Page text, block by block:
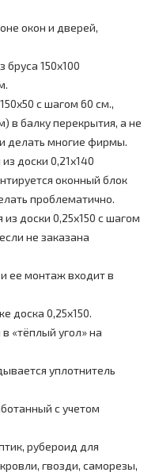
окон и дверей,
бруса 150х100
с шагом 60 см.,
в балку перекрытия, а не
делать многие фирмы.
доски 0,21х140
оконный блок
проблематично.
доски 0,25х150 с шагом
не заказана
ее монтаж входит в
доска 0,25х150.
«тёплый угол» на
уплотнитель
с учетом
рубероид для
гвозди, саморезы,